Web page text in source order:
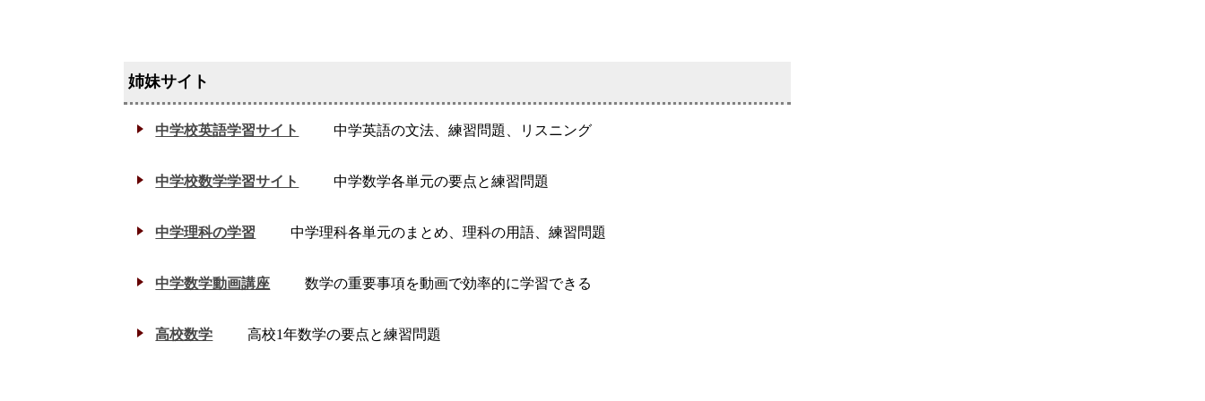
中学校英語学習サイト 中学英語の文法、練習問題、リスニング
中学校数学学習サイト 中学数学各単元の要点と練習問題
中学理科の学習 中学理科各単元のまとめ、理科の用語、練習問題
中学数学動画講座 数学の重要事項を動画で効率的に学習できる
高校数学 高校1年数学の要点と練習問題